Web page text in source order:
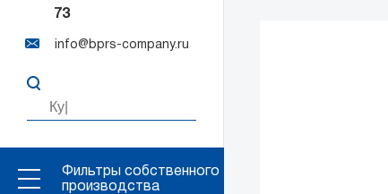
73
info@bprs-company.ru
Фильтры собственного
производства